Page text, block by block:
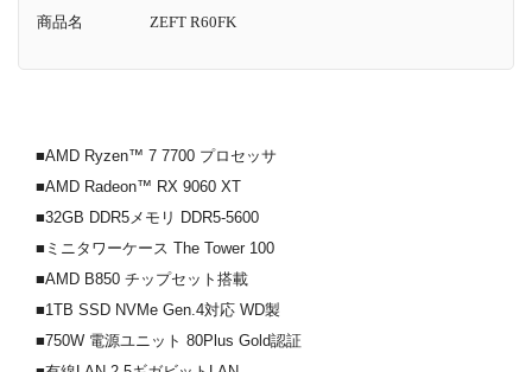
商品名 ZEFT R60FK
■AMD Ryzen™ 7 7700 プロセッサ
■AMD Radeon™ RX 9060 XT
■32GB DDR5メモリ DDR5-5600
■ミニタワーケース The Tower 100
■AMD B850 チップセット搭載
■1TB SSD NVMe Gen.4対応 WD製
■750W 電源ユニット 80Plus Gold認証